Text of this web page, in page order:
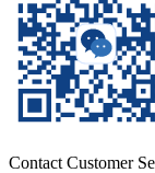
Contact Customer